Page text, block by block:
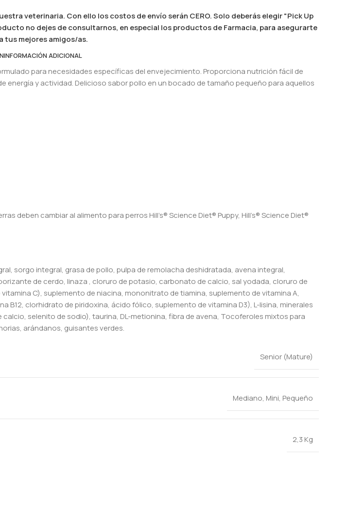
veterinaria. Con ello los costos de envío serán CERO. Solo deberás elegir "Pick Up
no dejes de consultarnos, en especial los productos de Farmacia, para asegurarte
tus mejores amigos/as.
INFORMACIÓN ADICIONAL
para necesidades específicas del envejecimiento. Proporciona nutrición fácil de
energía y actividad. Delicioso sabor pollo en un bocado de tamaño pequeño para aquellos
cambiar al alimento para perros Hill’s® Science Diet® Puppy, Hill’s® Science Diet®
sorgo integral, grasa de pollo, pulpa de remolacha deshidratada, avena integral,
de cerdo, linaza , cloruro de potasio, carbonato de calcio, sal yodada, cloruro de
C), suplemento de niacina, mononitrato de tiamina, suplemento de vitamina A,
clorhidrato de piridoxina, ácido fólico, suplemento de vitamina D3), L-lisina, minerales
selenito de sodio), taurina, DL-metionina, fibra de avena, Tocoferoles mixtos para
arándanos, guisantes verdes.
Senior (Mature)
Mediano, Mini, Pequeño
2,3 Kg